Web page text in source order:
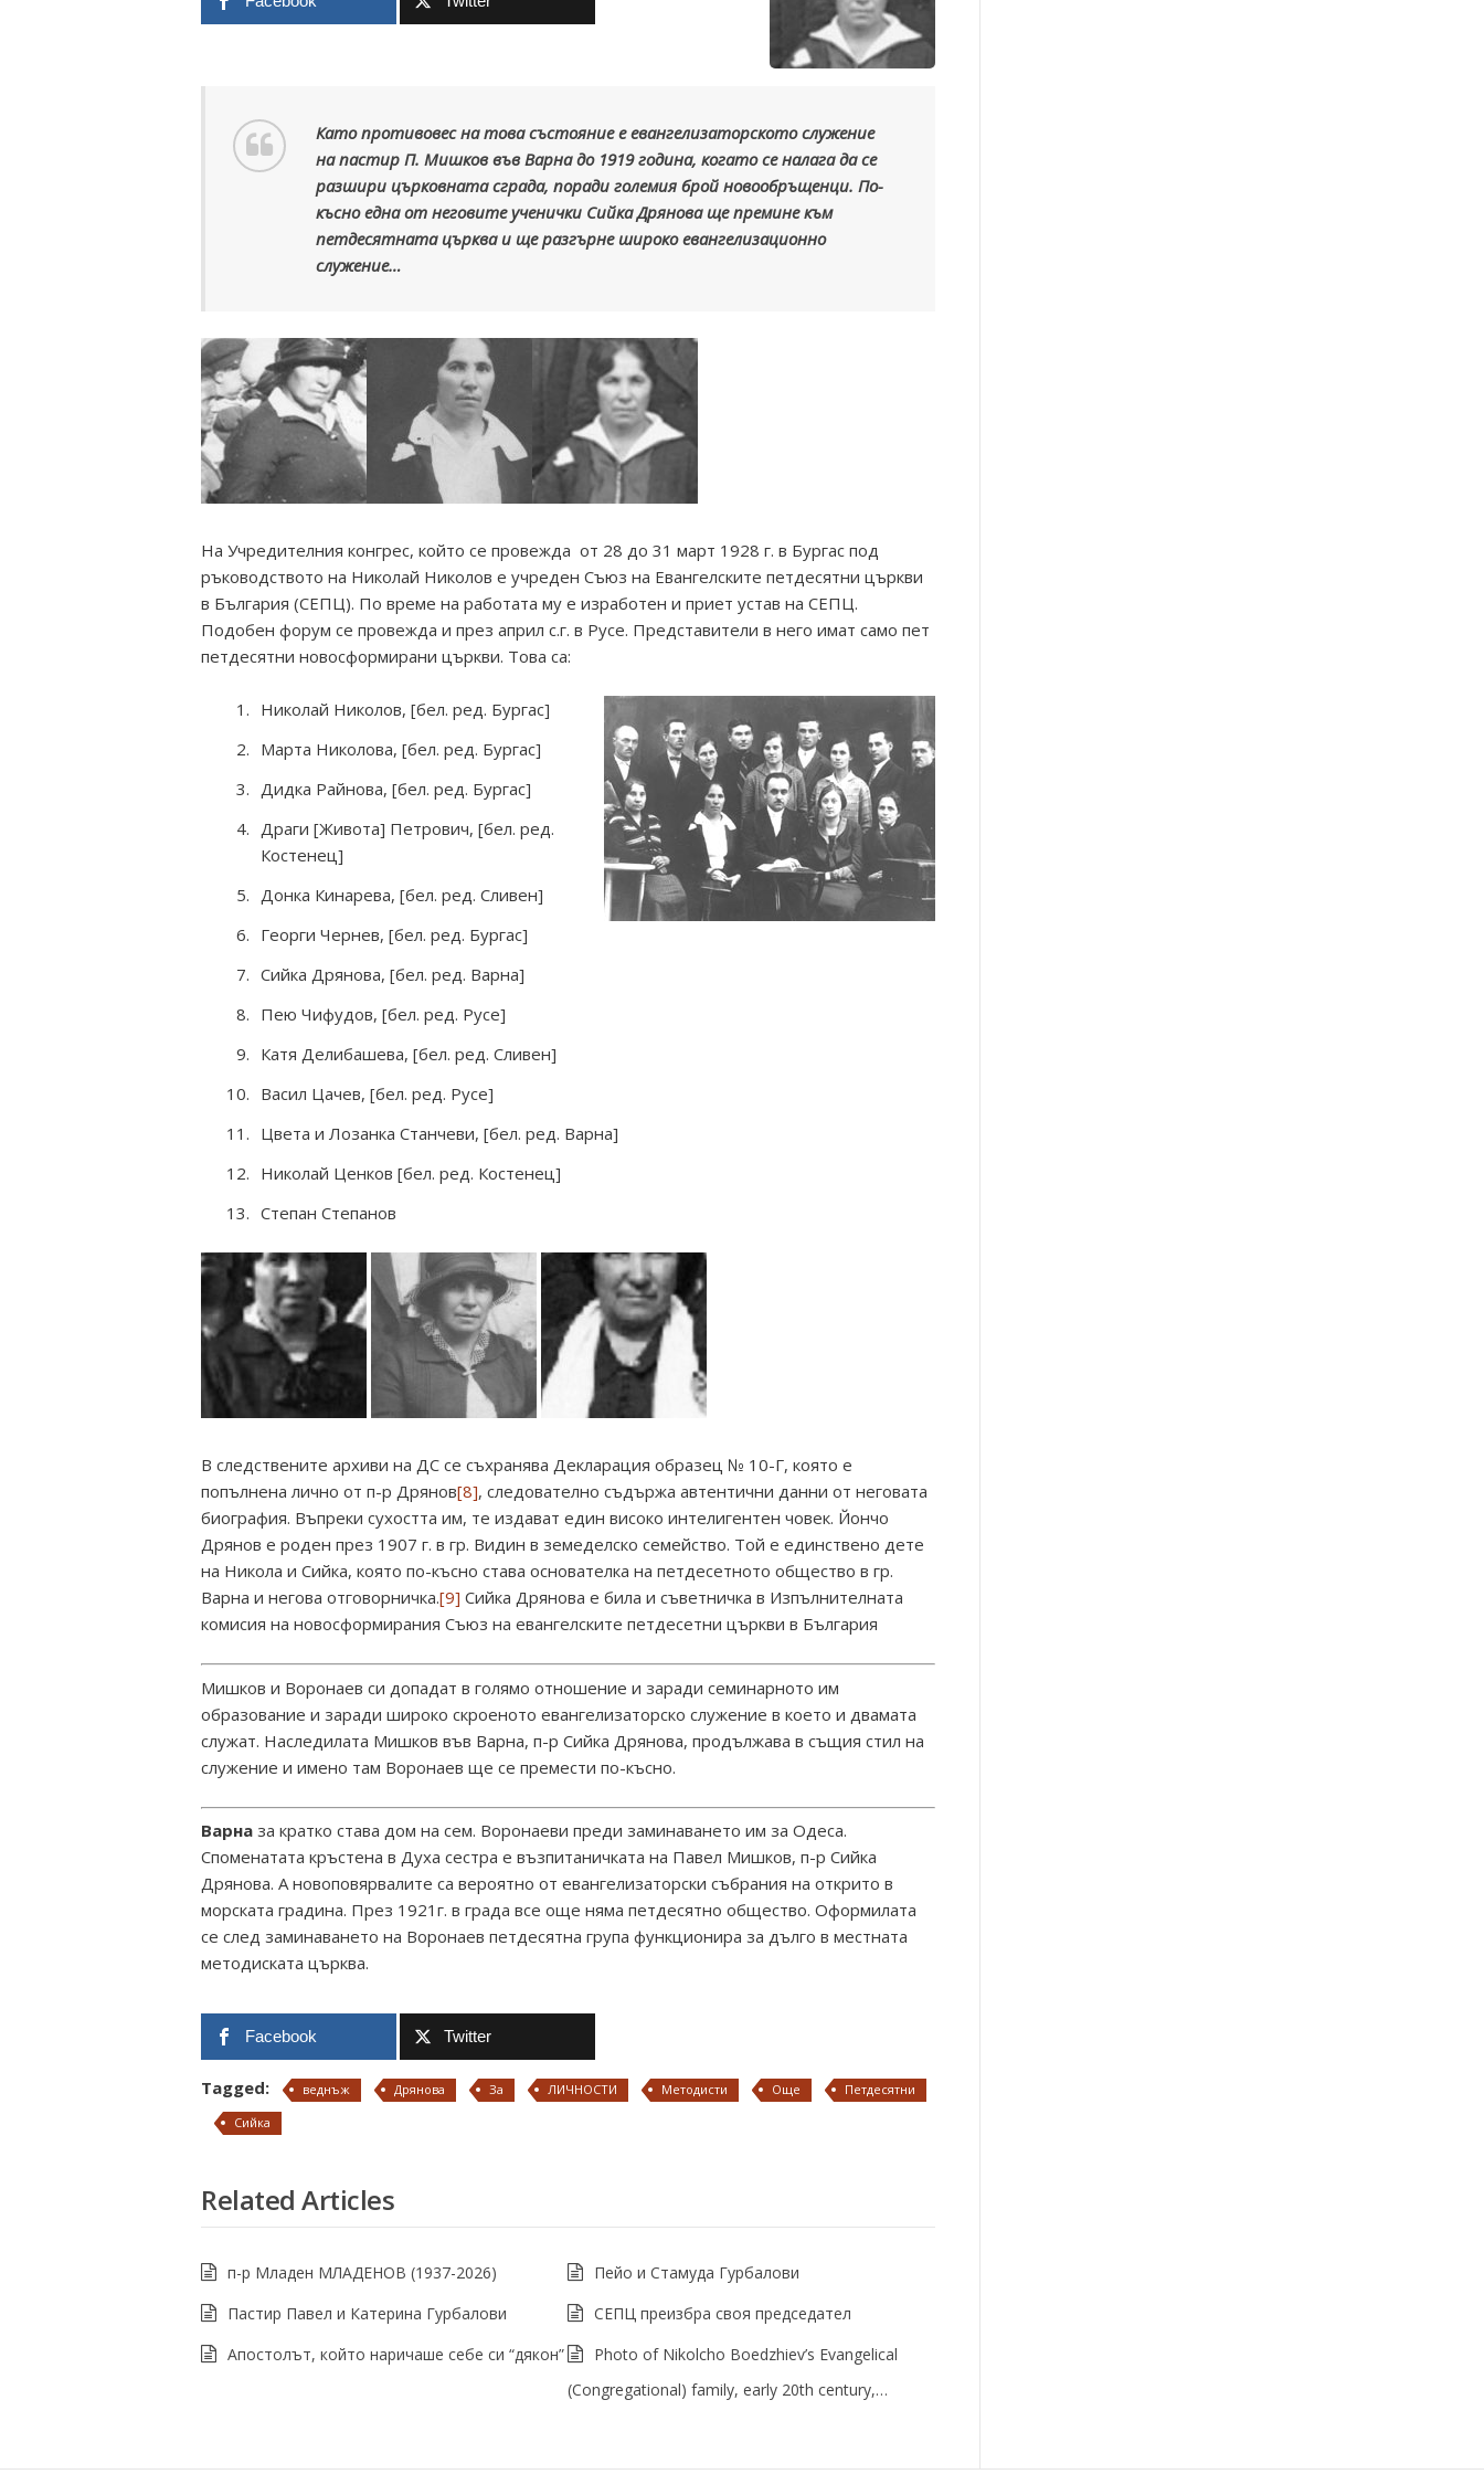
Като противовес на това състояние е евангелизаторското служение
на пастир П. Мишков във Варна до 1919 година, когато се налага да се
разшири църковната сграда, поради големия брой новообръщенци. По-
късно една от неговите ученички Сийка Дрянова ще премине към
петдесятната църква и ще разгърне широко евангелизационно
служение…
На Учредителния конгрес, който се провежда от 28 до 31 март 1928 г. в Бургас под
ръководството на Николай Николов е учреден Съюз на Евангелските петдесятни църкви
в България (СЕПЦ). По време на работата му е изработен и приет устав на СЕПЦ.
Подобен форум се провежда и през април с.г. в Русе. Представители в него имат само пет
петдесятни новосформирани църкви. Това са:
Николай Николов, [бел. ред. Бургас]
Марта Николова, [бел. ред. Бургас]
Дидка Райнова, [бел. ред. Бургас]
Драги [Живота] Петрович, [бел. ред.
Костенец]
Донка Кинарева, [бел. ред. Сливен]
Георги Чернев, [бел. ред. Бургас]
Сийка Дрянова, [бел. ред. Варна]
Пею Чифудов, [бел. ред. Русе]
Катя Делибашева, [бел. ред. Сливен]
Васил Цачев, [бел. ред. Русе]
Цвета и Лозанка Станчеви, [бел. ред. Варна]
Николай Ценков [бел. ред. Костенец]
Степан Степанов
В следствените архиви на ДС се съхранява Декларация образец № 10-Г, която е
попълнена лично от п-р Дрянов[8], следователно съдържа автентични данни от неговата
биография. Въпреки сухостта им, те издават един високо интелигентен човек. Йончо
Дрянов е роден през 1907 г. в гр. Видин в земеделско семейство. Той е единствено дете
на Никола и Сийка, която по-късно става основателка на петдесетното общество в гр.
Варна и негова отговорничка.[9] Сийка Дрянова е била и съветничка в Изпълнителната
комисия на новосформирания Съюз на евангелските петдесетни църкви в България
Мишков и Воронаев си допадат в голямо отношение и заради семинарното им
образование и заради широко скроеното евангелизаторско служение в което и двамата
служат. Наследилата Мишков във Варна, п-р Сийка Дрянова, продължава в същия стил на
служение и имено там Воронаев ще се премести по-късно.
Варна за кратко става дом на сем. Воронаеви преди заминаването им за Одеса.
Споменатата кръстена в Духа сестра е възпитаничката на Павел Мишков, п-р Сийка
Дрянова. А новоповярвалите са вероятно от евангелизаторски събрания на открито в
морската градина. През 1921г. в града все още няма петдесятно общество. Оформилата
се след заминаването на Воронаев петдесятна група функционира за дълго в местната
методиската църква.
Facebook Twitter
Tagged: веднъж Дрянова За ЛИЧНОСТИ Методисти Още
Петдесятни
Сийка
Related Articles
п-р Младен МЛАДЕНОВ (1937-2026)
Пейо и Стамуда Гурбалови
Пастир Павел и Катерина Гурбалови
СЕПЦ преизбра своя председател
Апостолът, който наричаше себе си “дякон”
Photo of Nikolcho Boedzhiev’s Evangelical
(Congregational) family, early 20th century,…